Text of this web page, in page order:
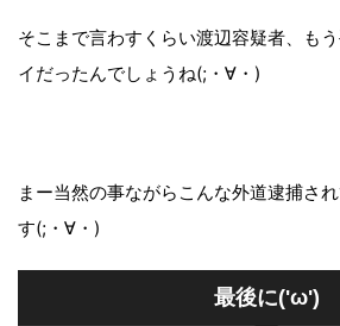
そこまで言わすくらい渡辺容疑者、も
イだったんでしょうね(;・∀・)
まー当然の事ながらこんな外道逮捕さ
す(;・∀・)
最後に('ω')